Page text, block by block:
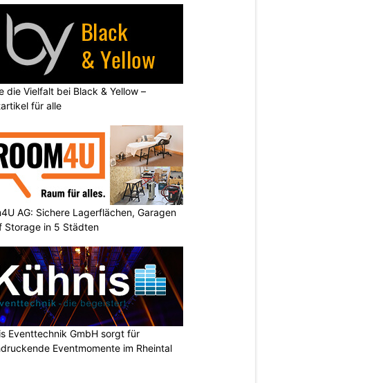
die Vielfalt bei Black & Yellow –
für alle
AG: Sichere Lagerflächen, Garagen
Storage in 5 Städten
Eventtechnik GmbH sorgt für
Eventmomente im Rheintal